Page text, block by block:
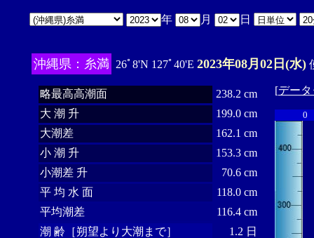
年 月 日
沖縄県：糸満 26ﾟ8'N 127ﾟ40'E 2023年08月02日(水)
略最高高潮面
238.2 cm
大 潮 升
199.0 cm
大潮差
162.1 cm
小 潮 升
153.3 cm
小潮差 升
70.6 cm
平 均 水 面
118.0 cm
平均潮差
116.4 cm
潮 齢［朔望より大潮まで］
1.2 日
[デー
0